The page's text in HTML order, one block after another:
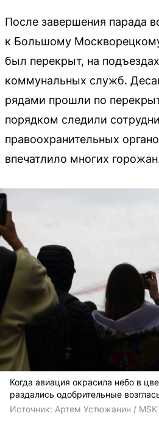
После завершения парада
к Большому
был перекрыт, на
коммунальных служб.
рядами прошли по
порядком следили
правоохранительных
впечатлило многих
Когда авиация окрасила небо в
раздались одобрительные
Источник: Артем Устюжанин /